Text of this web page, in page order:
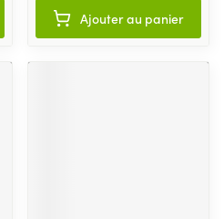
Ajouter au panier